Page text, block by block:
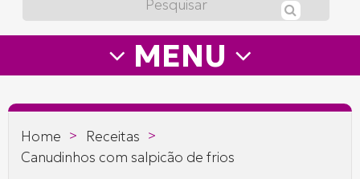
prefere
—
Frimesa
MENU
Home > Receitas >
Canudinhos com salpicão de frios